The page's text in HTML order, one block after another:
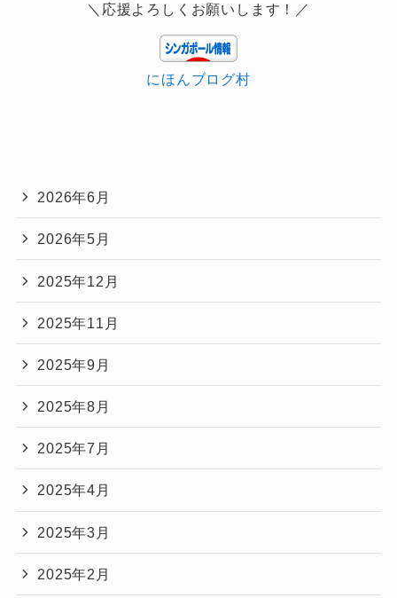
＼応援よろしくお願いします！／
にほんブログ村
2026年6月
2026年5月
2025年12月
2025年11月
2025年9月
2025年8月
2025年7月
2025年4月
2025年3月
2025年2月